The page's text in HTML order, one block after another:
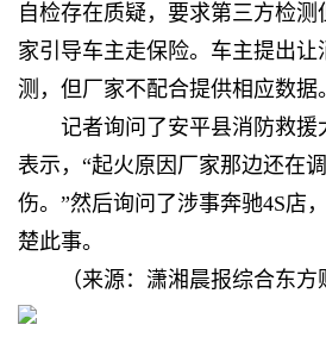
自检存在质疑，要求第三方检测
家引导车主走保险。车主提出让
测，但厂家不配合提供相应数据。
记者询问了安平县消防救援
表示，“起火原因厂家那边还在
伤。”然后询问了涉事奔驰4S店
楚此事。
（来源：潇湘晨报综合东方